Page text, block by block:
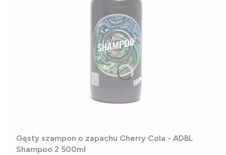
Gęsty szampon o zapachu Cherry Cola - ADBL
Shampoo 2 500ml